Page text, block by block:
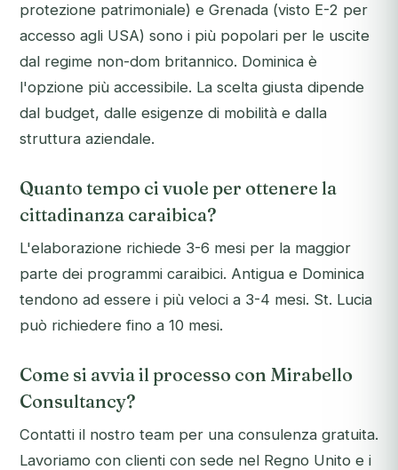
protezione patrimoniale) e Grenada (visto E-2 per
accesso agli USA) sono i più popolari per le uscite
dal regime non-dom britannico. Dominica è
l'opzione più accessibile. La scelta giusta dipende
dal budget, dalle esigenze di mobilità e dalla
struttura aziendale.
Quanto tempo ci vuole per ottenere la
cittadinanza caraibica?
L'elaborazione richiede 3-6 mesi per la maggior
parte dei programmi caraibici. Antigua e Dominica
tendono ad essere i più veloci a 3-4 mesi. St. Lucia
può richiedere fino a 10 mesi.
Come si avvia il processo con Mirabello
Consultancy?
Contatti il nostro team per una consulenza gratuita.
Lavoriamo con clienti con sede nel Regno Unito e i